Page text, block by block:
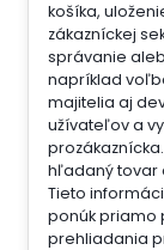
košíka,
zákazníckej
správanie
napríklad
majitelia aj
užívateľov a
hľadaný tovar
Tieto
ponúk priamo
prehliadania